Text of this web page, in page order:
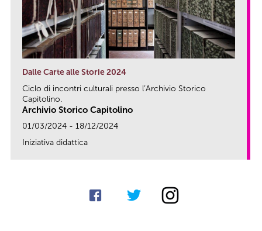
Dalle Carte alle Storie 2024
Ciclo di incontri culturali presso l’Archivio Storico
Capitolino.
Archivio Storico Capitolino
01/03/2024 - 18/12/2024
Iniziativa didattica